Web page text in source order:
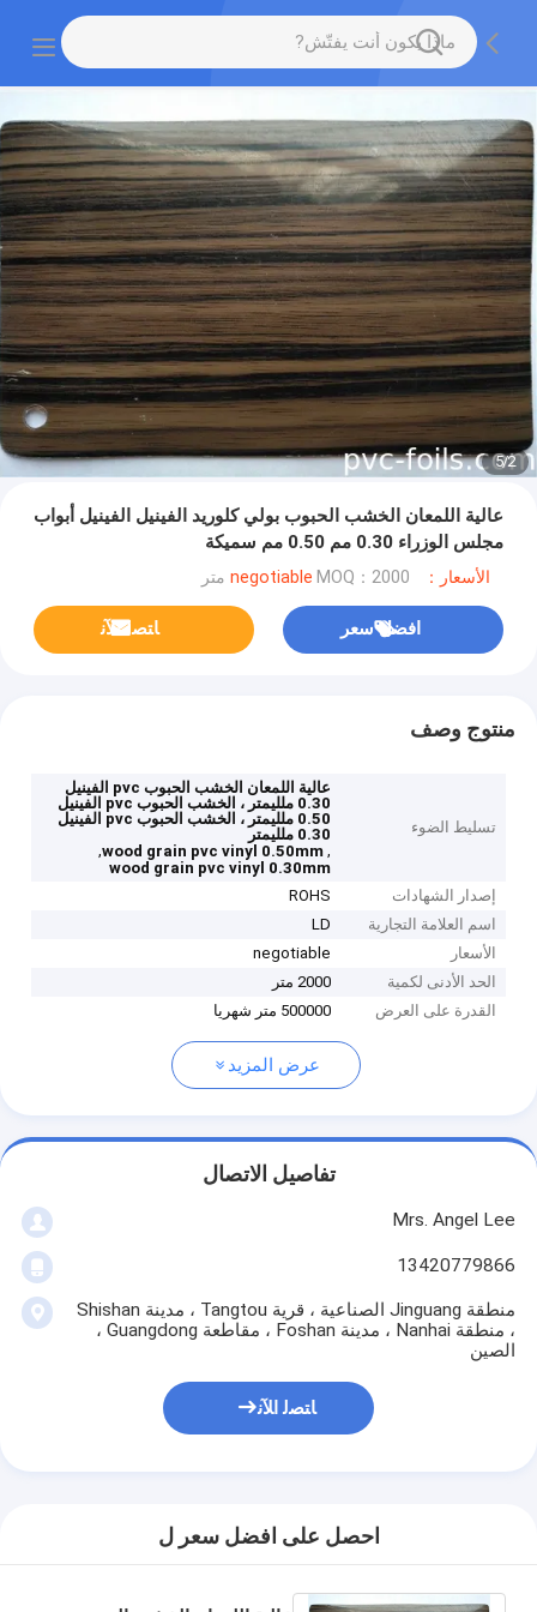
2
/
5
عالية اللمعان الخشب الحبوب بولي كلوريد الفينيل الفينيل أبواب
مجلس الوزراء 0.30 مم 0.50 مم سميكة
الأسعار：negotiable MOQ：2000 متر
افضل سعر ﺎﺘﺼﻟ ﺍﻶﻧ
منتوج وصف
تسليط الضوء
عالية اللمعان الخشب الحبوب pvc الفينيل
0.30 ملليمتر ، الخشب الحبوب pvc الفينيل
0.50 ملليمتر ، الخشب الحبوب pvc الفينيل
0.30 ملليمتر
,
wood grain pvc vinyl 0.50mm
,
wood grain pvc vinyl 0.30mm
إصدار الشهادات
ROHS
اسم العلامة التجارية
LD
الأسعار
negotiable
الحد الأدنى لكمية
2000 متر
القدرة على العرض
500000 متر شهريا
عرض المزيد
تفاصيل الاتصال
Mrs. Angel Lee
13420779866
منطقة Jinguang الصناعية ، قرية Tangtou ، مدينة Shishan
، منطقة Nanhai ، مدينة Foshan ، مقاطعة Guangdong ،
الصين
ﺎﺘﺼﻟ ﺍﻶﻧ
احصل على افضل سعر ل